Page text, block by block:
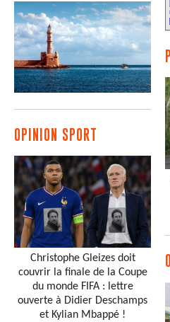
OPINION SPORT
Christophe Gleizes doit
couvrir la finale de la Coupe
du monde FIFA : lettre
ouverte à Didier Deschamps
et Kylian Mbappé !